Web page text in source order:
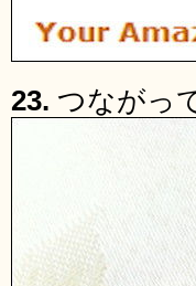
23. つながっ